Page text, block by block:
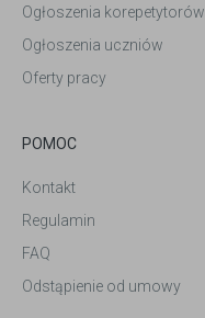
Ogłoszenia korepetytorów
Ogłoszenia uczniów
Oferty pracy
POMOC
Kontakt
Regulamin
FAQ
Odstąpienie od umowy